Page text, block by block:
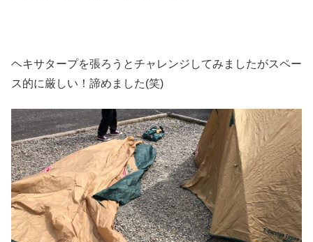
ヘキサタープを張ろうとチャレンジしてみましたがスペー
ス的に厳しい！諦めました(笑)